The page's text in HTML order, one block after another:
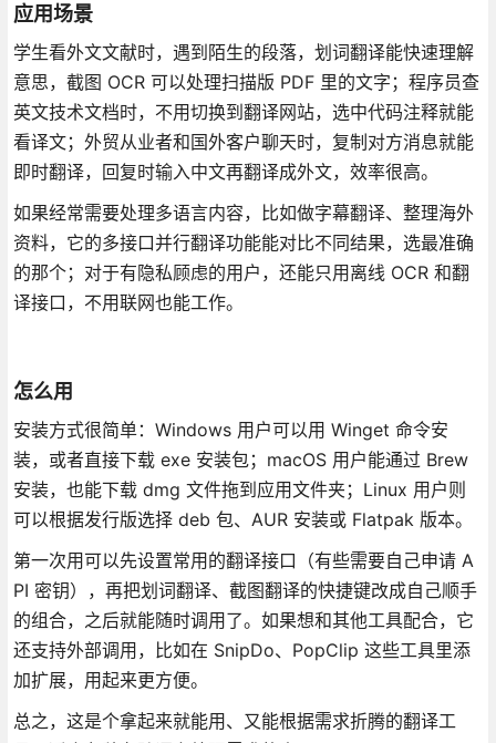
应用场景
学生看外文文献时，遇到陌生的段落，划词翻译能快速理解
意思，截图 OCR 可以处理扫描版 PDF 里的文字；程序员查
英文技术文档时，不用切换到翻译网站，选中代码注释就能
看译文；外贸从业者和国外客户聊天时，复制对方消息就能
即时翻译，回复时输入中文再翻译成外文，效率很高。
如果经常需要处理多语言内容，比如做字幕翻译、整理海外
资料，它的多接口并行翻译功能能对比不同结果，选最准确
的那个；对于有隐私顾虑的用户，还能只用离线 OCR 和翻
译接口，不用联网也能工作。
怎么用
安装方式很简单：Windows 用户可以用 Winget 命令安
装，或者直接下载 exe 安装包；macOS 用户能通过 Brew
安装，也能下载 dmg 文件拖到应用文件夹；Linux 用户则
可以根据发行版选择 deb 包、AUR 安装或 Flatpak 版本。
第一次用可以先设置常用的翻译接口（有些需要自己申请 A
PI 密钥），再把划词翻译、截图翻译的快捷键改成自己顺手
的组合，之后就能随时调用了。如果想和其他工具配合，它
还支持外部调用，比如在 SnipDo、PopClip 这些工具里添
加扩展，用起来更方便。
总之，这是个拿起来就能用、又能根据需求折腾的翻译工